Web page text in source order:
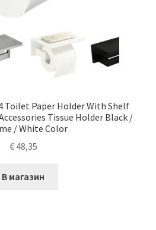
Toilet Paper Holder With Shelf
Tissue Holder Black /
/ White Color
€48,35
В магазин